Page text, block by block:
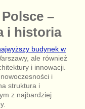
–
i historia
budynek w
ale również
i innowacji.
i
struktura i
z najbardziej